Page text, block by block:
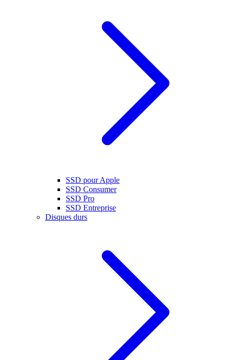
SSD pour Apple
SSD Consumer
SSD Pro
SSD Entreprise
Disques durs